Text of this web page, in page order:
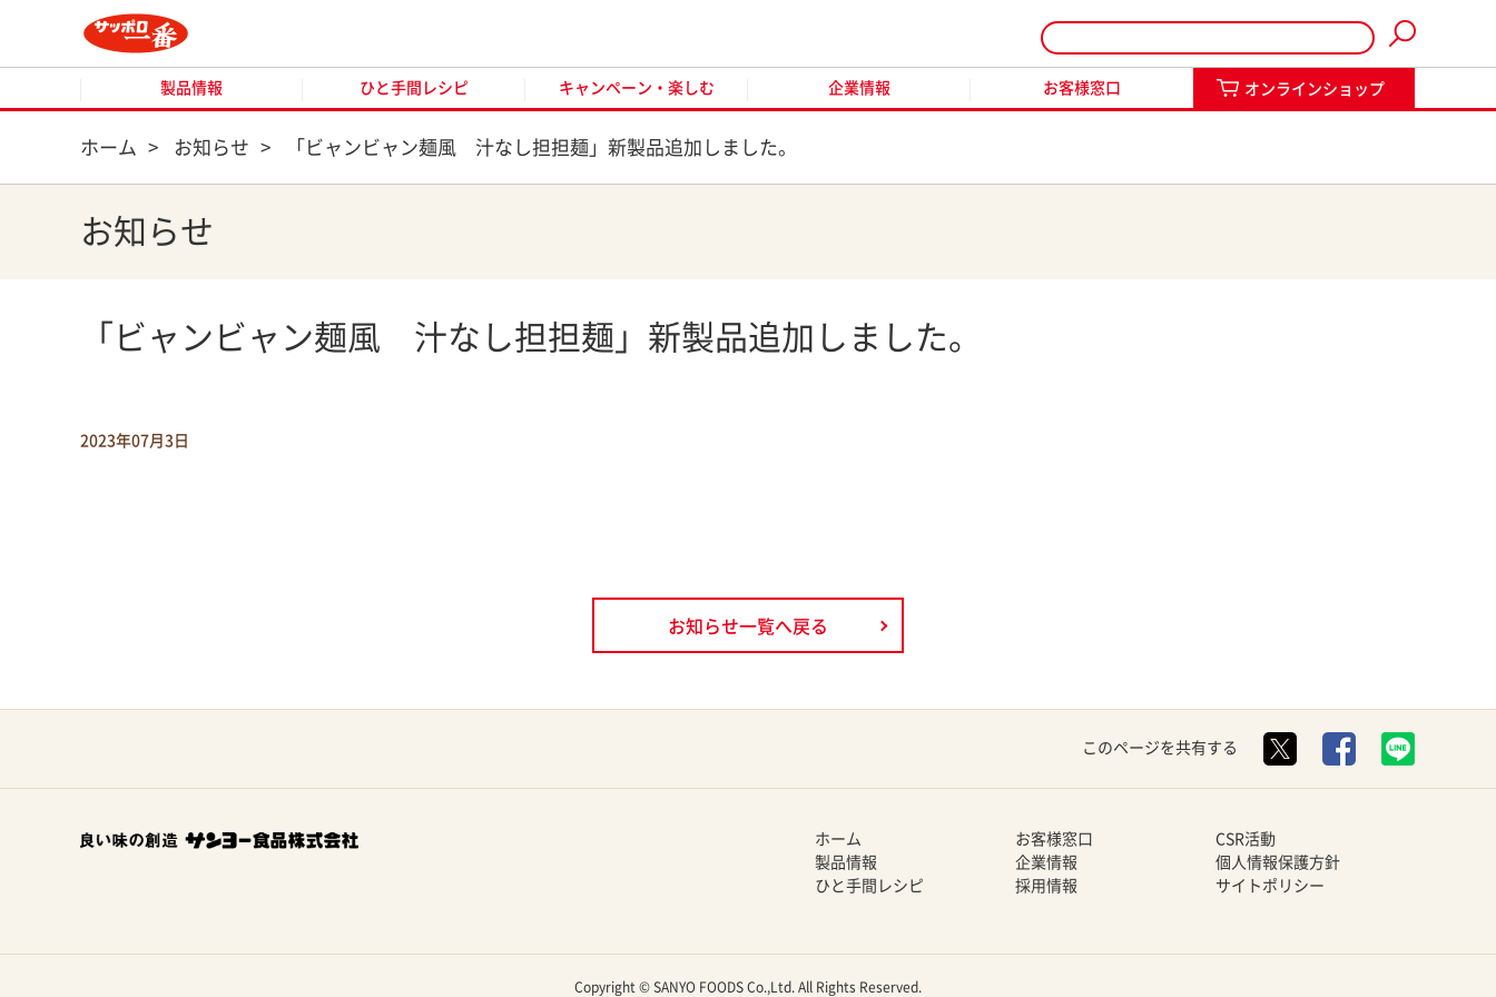
製品情報 ひと手間レシピ キャンペーン・楽しむ 企業情報 お客様窓口 オンラインショップ
オンラインショップ
ホーム > お知らせ > 「ビャンビャン麺風 汁なし担担麺」新製品追加しました。
お知らせ
「ビャンビャン麺風 汁なし担担麺」新製品追加しました。
2023年07月3日
お知らせ一覧へ戻る
このページを共有する
ホーム
製品情報
ひと手間レシピ
お客様窓口
企業情報
採用情報
CSR活動
個人情報保護方針
サイトポリシー
Copyright © SANYO FOODS Co.,Ltd. All Rights Reserved.